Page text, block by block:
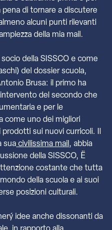
di tornare a discutere
alcuni punti rilevanti
della mia mail.
della SISSCO e come
del dossier scuola,
Brusa: il primo ha
del secondo che
e per le
come uno dei migliori
sui nuovi curricoli. Il
sua civilissima mail , abbia
della SISSCO, Ë
costante che tutta
della scuola e ai suoi
posizioni culturali.
idee anche dissonanti da